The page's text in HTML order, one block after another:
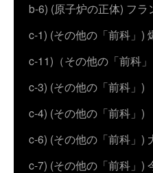
b-6) (原子炉の正体) フラ
c-1) (その他の「前科」)
c-11)（その他の「前科
c-3) (その他の「前科」)
c-4) (その他の「前科」)
c-6) (その他の「前科」)
c-7) (その他の「前科」)